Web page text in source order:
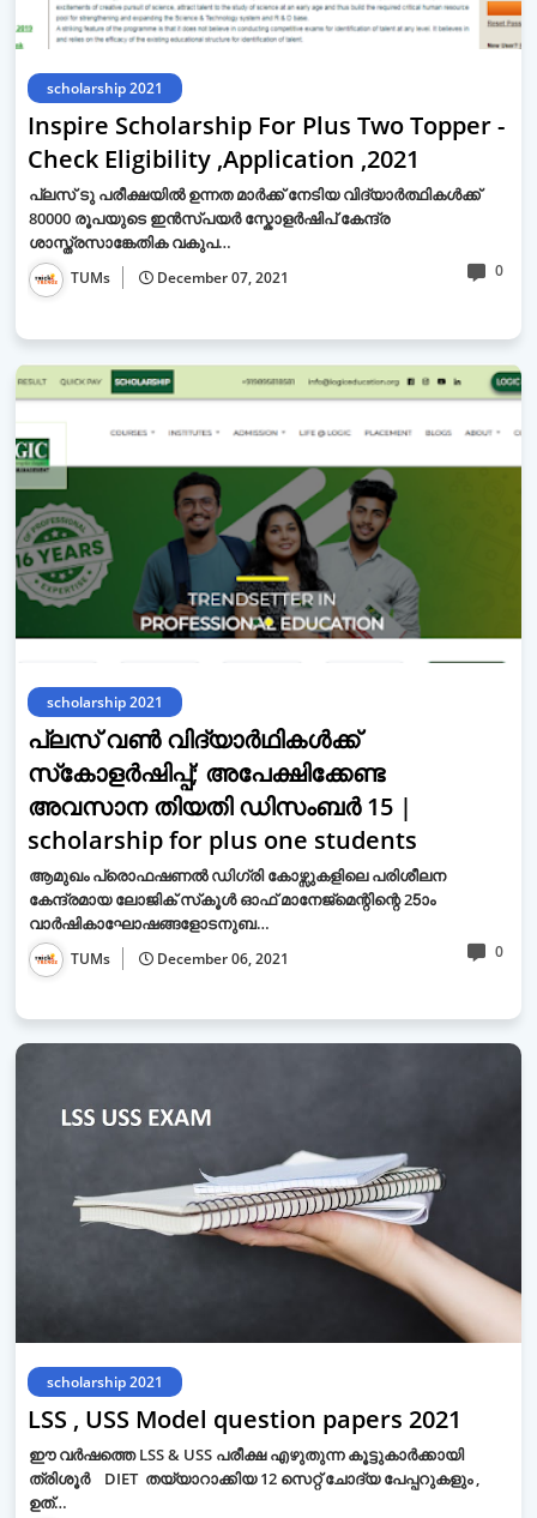
scholarship 2021
Inspire Scholarship For Plus Two Topper -
Check Eligibility ,Application ,2021
പ്ലസ് ടു പരീക്ഷയിൽ ഉന്നത മാർക്ക് നേടിയ വിദ്യാർത്ഥികൾക്ക്
80000 രൂപയുടെ ഇൻസ്പയർ സ്കോളർഷിപ് കേന്ദ്ര
ശാസ്ത്രസാങ്കേതിക വകുപ…
TUMs December 07, 2021 0
scholarship 2021
പ്ലസ് വൺ വിദ്യാർഥികൾക്ക്
സ്‌കോളര്‍ഷിപ്പ്; അപേക്ഷിക്കേണ്ട
അവസാന തിയതി ഡിസംബര്‍ 15 |
scholarship for plus one students
ആമുഖം പ്രൊഫഷണല്‍ ഡിഗ്രി കോഴ്സുകളിലെ പരിശീലന
കേന്ദ്രമായ ലോജിക് സ്‌കൂള്‍ ഓഫ് മാനേജ്‌മെന്റിന്റെ 25ാം
വാര്‍ഷികാഘോഷങ്ങളോടനുബ…
TUMs December 06, 2021 0
scholarship 2021
LSS , USS Model question papers 2021
ഈ വർഷത്തെ LSS & USS പരീക്ഷ എഴുതുന്ന കൂട്ടുകാർക്കായി
ത്രിശൂർ DIET തയ്യാറാക്കിയ 12 സെറ്റ് ചോദ്യ പേപ്പറുകളും ,
ഉത്…